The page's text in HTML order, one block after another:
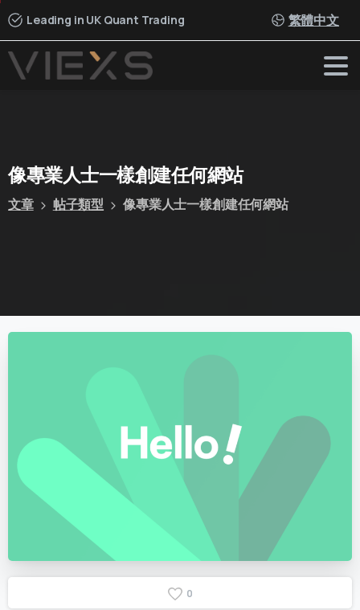
Leading in UK Quant Trading 繁體中文
像專業人士一樣創建任何網站
文章 帖子類型 像專業人士一樣創建任何網站
0